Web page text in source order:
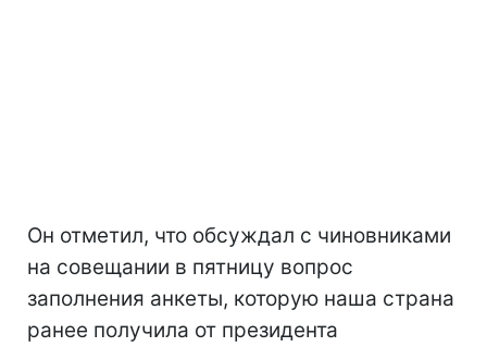
Он отметил, что обсуждал с чиновниками
на совещании в пятницу вопрос
заполнения анкеты, которую наша страна
ранее получила от президента